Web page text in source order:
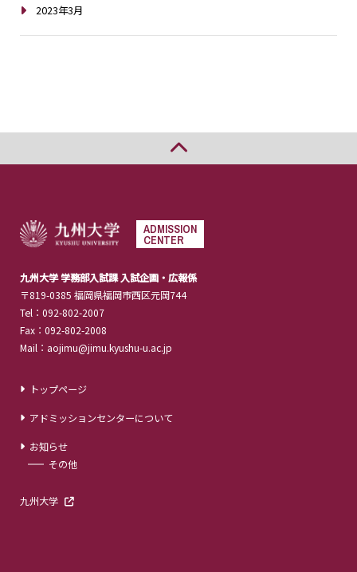
2023年3月
ADMISSION
CENTER
九州大学 学務部入試課 入試企画・広報係
〒819-0385 福岡県福岡市西区元岡744
Tel：092-802-2007
Fax：092-802-2008
Mail：aojimu@jimu.kyushu-u.ac.jp
トップページ
アドミッションセンターについて
お知らせ
その他
九州大学